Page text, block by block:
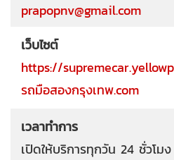
prapopnv@gmail.com
เว็บไซต์
https://
รถมือสองกรุงเทพ.com
เวลาทำการ
เปิดให้บริการทุกวัน 24 ชั่วโมง